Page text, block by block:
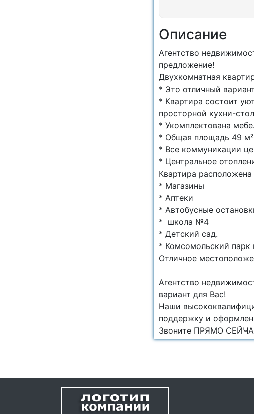
Описание
Агентство
предложение!
Двухкомнатная
* Это отличный
* Квартира состоит
просторной кухни-
* Укомплектована
* Общая площадь 49 м²
* Все коммуникации
* Центральное
Квартира
* Магазины
* Аптеки
* Автобусные
* школа №4
* Детский сад.
* Комсомольский парк
Отличное
Агентство
вариант для Вас!
Наши
поддержку и
Звоните ПРЯМО